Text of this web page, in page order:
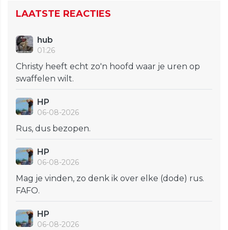
LAATSTE REACTIES
hub
01:26
Christy heeft echt zo'n hoofd waar je uren op
swaffelen wilt.
HP
06-08-2026
Rus, dus bezopen.
HP
06-08-2026
Mag je vinden, zo denk ik over elke (dode) rus.
FAFO.
HP
06-08-2026